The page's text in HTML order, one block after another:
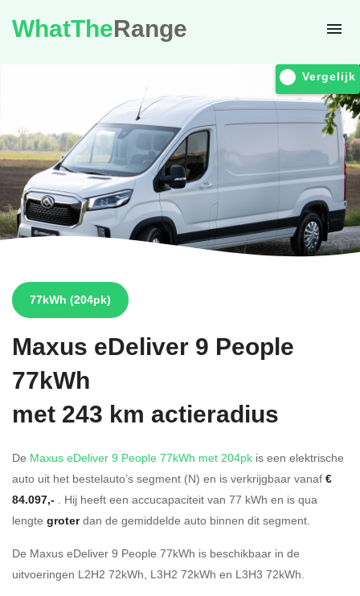
WhatTheRange
Vergelijk
77kWh (204pk)
Maxus eDeliver 9 People
77kWh
met 243 km actieradius
De Maxus eDeliver 9 People 77kWh met 204pk is een elektrische
auto uit het bestelauto’s segment (N) en is verkrijgbaar vanaf €
84.097,- . Hij heeft een accucapaciteit van 77 kWh en is qua
lengte groterdan de gemiddelde auto binnen dit segment.
De Maxus eDeliver 9 People 77kWh is beschikbaar in de
uitvoeringen L2H2 72kWh, L3H2 72kWh en L3H3 72kWh.